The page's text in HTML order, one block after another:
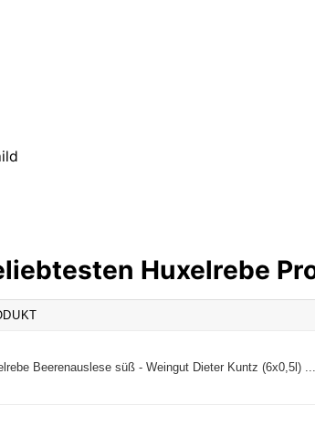
Huxelrebe
Beerenauslese süß - Weingut Dieter Kuntz (6x0,5l) ...